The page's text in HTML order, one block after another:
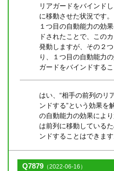
リアガードをバインド
に移動させた状況です。
１つ目の自動能力の効
ドされたことで、この
発動しますが、その２
り、１つ目の自動能力
ガードをバインドする
はい、“相手の前列のリ
ンドする”という効果を
の自動能力の効果によ
は前列に移動している
ンドすることはできます
Q7879 （2022-06-16）